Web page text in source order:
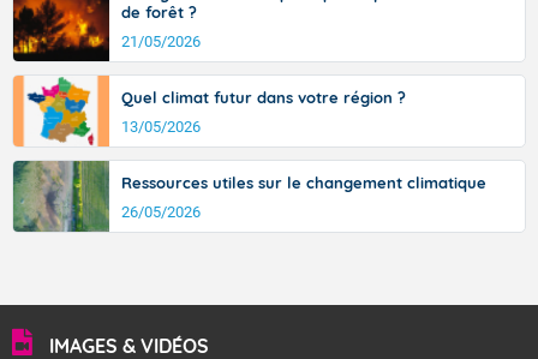
de forêt ?
21/05/2026
Quel climat futur dans votre région ?
13/05/2026
Ressources utiles sur le changement climatique
26/05/2026
IMAGES & VIDÉOS